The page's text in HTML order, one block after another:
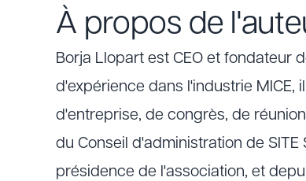
À propos de
Borja Llopart est CEO et fondateur
d'expérience dans l'industrie MICE,
d'entreprise, de congrès, de
du Conseil d'administration de
présidence de l'association, et